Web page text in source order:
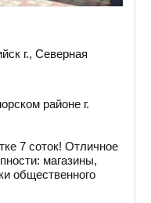
г., Северная
районе г.
7 соток! Отличное
магазины,
общественного